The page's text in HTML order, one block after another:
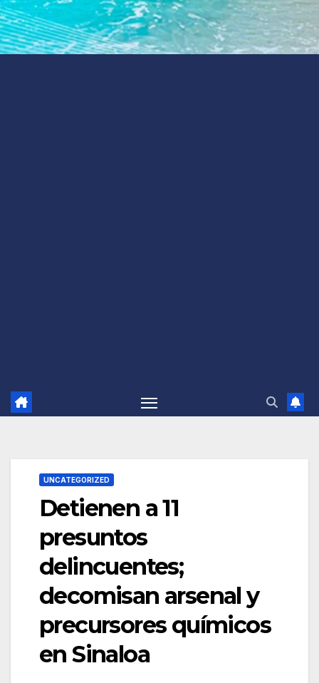
UNCATEGORIZED
Detienen a 11
presuntos
delincuentes;
decomisan arsenal y
precursores químicos
en Sinaloa